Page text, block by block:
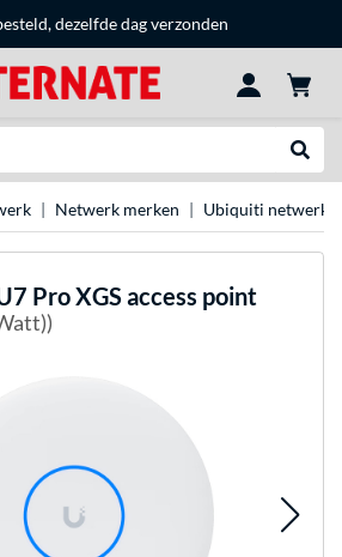
dezelfde dag verzonden
Netwerk merken Ubiquiti
Pro XGS access point